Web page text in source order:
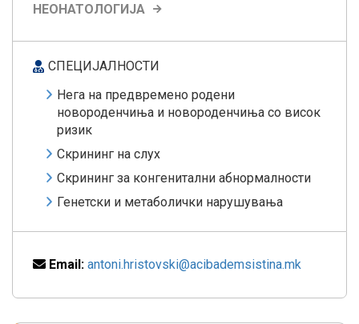
НЕОНАТОЛОГИЈА
СПЕЦИЈАЛНОСТИ
Нега на предвремено родени
новороденчиња и новороденчиња со висок
ризик
Скрининг на слух
Скрининг за конгенитални абнормалности
Генетски и метаболички нарушувања
Email: antoni.hristovski@acibademsistina.mk